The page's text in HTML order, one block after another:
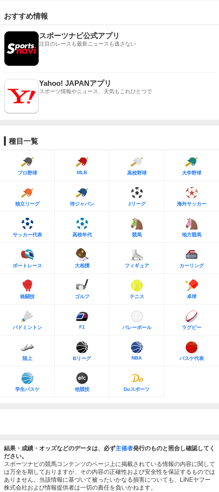
おすすめ情報
スポーツナビ公式アプリ
注目のレースも最新ニュースも逃さない
Yahoo! JAPANアプリ
スポーツ情報やニュース、天気もこれひとつで
種目一覧
プロ野球 MLB 高校野球 大学野球
独立リーグ 侍ジャパン Jリーグ 海外サッカー
サッカー代表 高校年代 競馬 地方競馬
ボートレース 大相撲 フィギュア カーリング
格闘技 ゴルフ テニス 卓球
バドミントン F1 バレーボール ラグビー
陸上 Bリーグ NBA バスケ代表
学生バスケ 他競技 Doスポーツ
結果・成績・オッズなどのデータは、必ず主催者発行のものと照合し確認してく
ださい。
スポーツナビの競馬コンテンツのページ上に掲載されている情報の内容に関して
は万全を期しておりますが、その内容の正確性および安全性を保証するものでは
ありません。当該情報に基づいて被ったいかなる損害についても、LINEヤフー
株式会社および情報提供者は一切の責任を負いかねます。